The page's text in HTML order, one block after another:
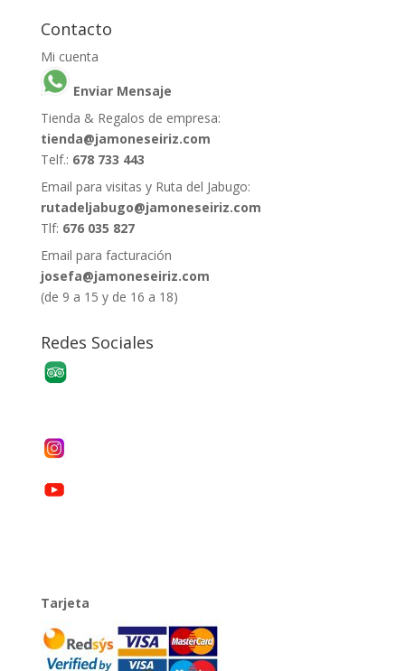
Contacto
Mi cuenta
Enviar Mensaje
Tienda & Regalos de empresa:
tienda@jamoneseiriz.com
Telf.: 678 733 443
Email para visitas y Ruta del Jabugo:
rutadeljabugo@jamoneseiriz.com
Tlf: 676 035 827
Email para facturación
josefa@jamoneseiriz.com
(de 9 a 15 y de 16 a 18)
Redes Sociales
Tarjeta